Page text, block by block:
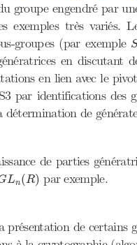
groupe engendré par
très variés.
groupes (par exemple
en
en lien avec le
par identifications des
détermination de
de parties
Ln(R)
L ( R) par exemple.
présentation de